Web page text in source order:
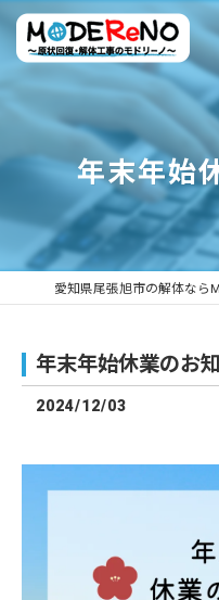
年末年始
年末年始休業のお
2024/12/03